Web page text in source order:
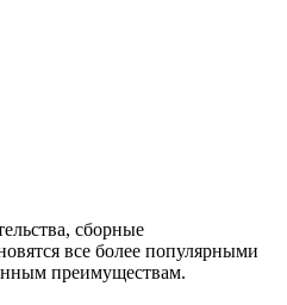
сборные
все более популярными
преимуществам.